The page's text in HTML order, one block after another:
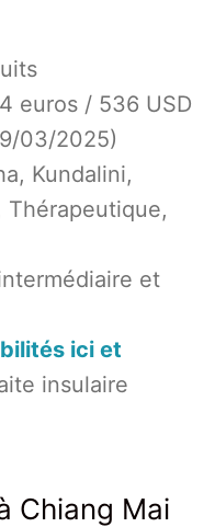
euros / 536 USD
03/2025)
Kundalini,
Thérapeutique,
et
ici et
insulaire
Chiang Mai